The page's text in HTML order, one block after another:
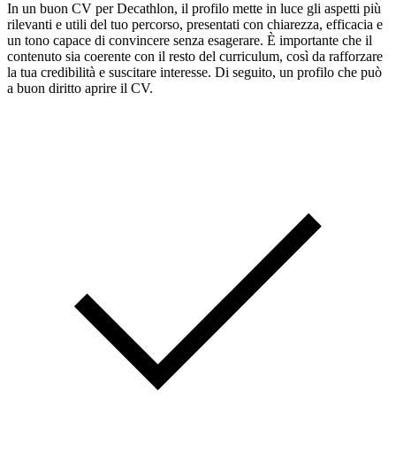
In un buon CV per Decathlon, il profilo mette in luce gli aspetti più
rilevanti e utili del tuo percorso, presentati con chiarezza, efficacia e
un tono capace di convincere senza esagerare. È importante che il
contenuto sia coerente con il resto del curriculum, così da rafforzare
la tua credibilità e suscitare interesse. Di seguito, un profilo che può
a buon diritto aprire il CV.